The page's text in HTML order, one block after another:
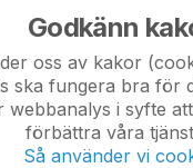
hösten
0
till match
14:50 0
Godkänn
oss av kakor
ska fungera bra för
webbanalys i syfte
förbättra våra
Så använder vi